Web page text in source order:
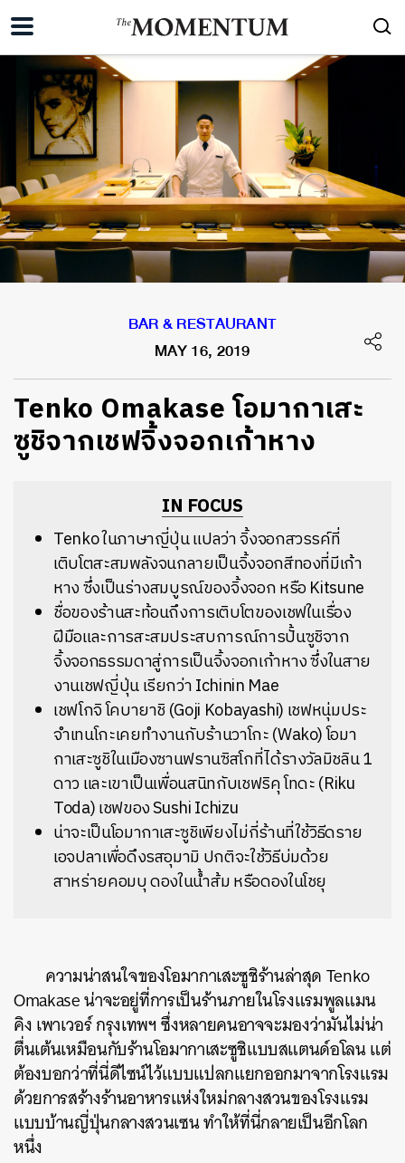
BAR & RESTAURANT
MAY 16, 2019
Tenko Omakase โอมากาเสะ
ซูชิจากเชฟจิ้งจอกเก้าหาง
IN FOCUS
Tenko ในภาษาญี่ปุ่น แปลว่า จิ้งจอกสวรรค์ที่
เติบโตสะสมพลังจนกลายเป็นจิ้งจอกสีทองที่มีเก้า
หาง ซึ่งเป็นร่างสมบูรณ์ของจิ้งจอก หรือ Kitsune
ชื่อของร้านสะท้อนถึงการเติบโตของเชฟในเรื่อง
ฝีมือและการสะสมประสบการณ์การปั้นซูชิจาก
จิ้งจอกธรรมดาสู่การเป็นจิ้งจอกเก้าหาง ซึ่งในสาย
งานเชฟญี่ปุ่น เรียกว่า Ichinin Mae
เชฟโกจิ โคบายาชิ (Goji Kobayashi) เชฟหนุ่มประ
จำเทนโกะเคยทำงานกับร้านวาโกะ (Wako) โอมา
กาเสะซูชิในเมืองซานฟรานซิสโกที่ได้รางวัลมิชลิน 1
ดาว และเขาเป็นเพื่อนสนิทกับเชฟริคุ โทดะ (Riku
Toda) เชฟของ Sushi Ichizu
น่าจะเป็นโอมากาเสะซูชิเพียงไม่กี่ร้านที่ใช้วิธีดราย
เอจปลาเพื่อดึงรสอุมามิ ปกติจะใช้วิธีบ่มด้วย
สาหร่ายคอมบุ ดองในน้ำส้ม หรือดองในโชยุ
ความน่าสนใจของโอมากาเสะซูชิร้านล่าสุด Tenko
Omakase น่าจะอยู่ที่การเป็นร้านภายในโรงแรมพูลแมน
คิง เพาเวอร์ กรุงเทพฯ ซึ่งหลายคนอาจจะมองว่ามันไม่น่า
ตื่นเต้นเหมือนกับร้านโอมากาเสะซูชิแบบสแตนด์อโลน แต่
ต้องบอกว่าที่นี่ดีไซน์ไว้แบบแปลกแยกออกมาจากโรงแรม
ด้วยการสร้างร้านอาหารแห่งใหม่กลางสวนของโรงแรม
แบบบ้านญี่ปุ่นกลางสวนเซน ทำให้ที่นี่กลายเป็นอีกโลก
หนึ่ง